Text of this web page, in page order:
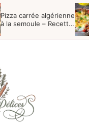
Pizza carrée algérienne
à la semoule – Recette